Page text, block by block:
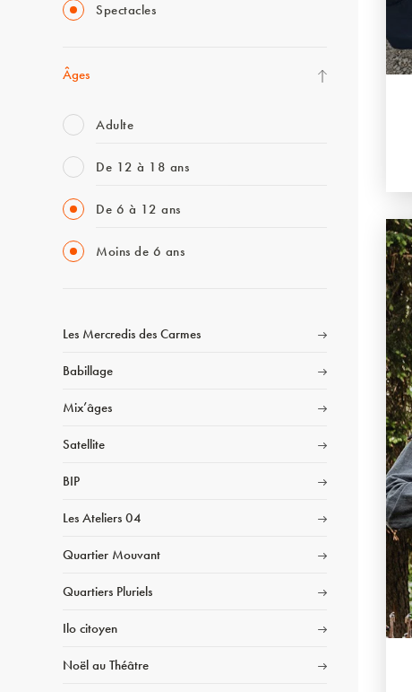
Spectacles
Âges
Adulte
De 12 à 18 ans
De 6 à 12 ans
Moins de 6 ans
Les Mercredis des Carmes
Babillage
Mix’âges
Satellite
BIP
Les Ateliers 04
Quartier Mouvant
Quartiers Pluriels
Ilo citoyen
Noël au Théâtre